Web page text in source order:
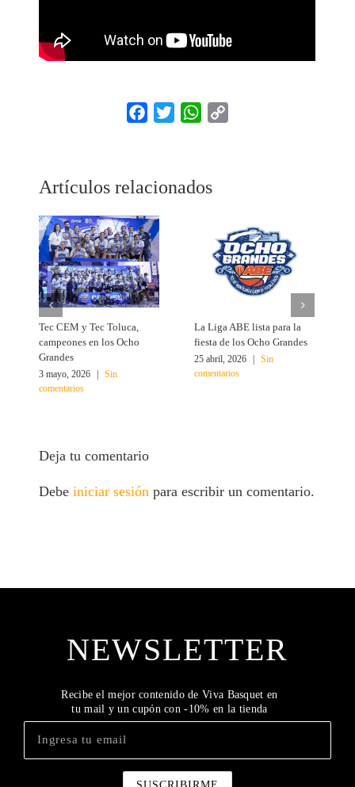
Facebook
Twitter WhatsApp
Artículos relacionados
Tec CEM y Tec Toluca,
campeones en los Ocho
Grandes
3 mayo, 2026
Sin
comentarios
La Liga ABE lista para la
fiesta de los Ocho Grandes
25 abril, 2026
Sin
comentarios
Deja tu comentario
Debeiniciar sesiónpara escribir un comentario.
NEWSLETTER
Recibe el mejor contenido de Viva Basquet en
tu mail y un cupón con -10% en la tienda